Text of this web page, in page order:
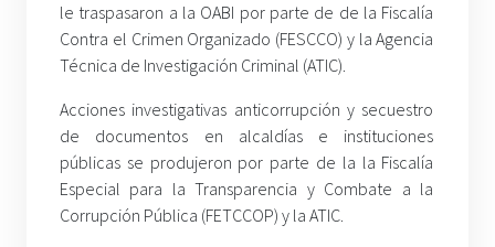
le traspasaron a la OABI por parte de de la Fiscalía
Contra el Crimen Organizado (FESCCO) y la Agencia
Técnica de Investigación Criminal (ATIC).
Acciones investigativas anticorrupción y secuestro
de documentos en alcaldías e instituciones
públicas se produjeron por parte de la la Fiscalía
Especial para la Transparencia y Combate a la
Corrupción Pública (FETCCOP) y la ATIC.